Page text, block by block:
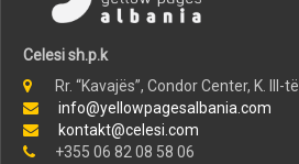
Celesi sh.p.k
Rr. “Kavajës”, Condor Center, K. III-të
info@yellowpagesalbania.com
kontakt@celesi.com
+355 06 82 08 58 06